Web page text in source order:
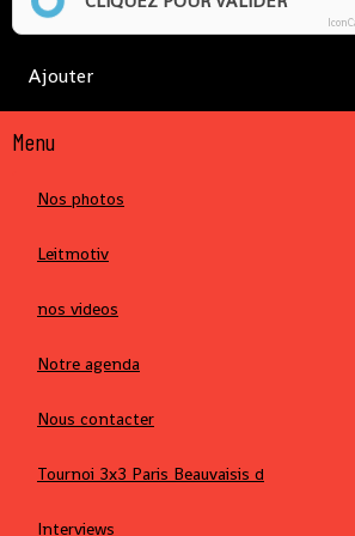
Ajouter
Menu
Nos photos
Leitmotiv
nos videos
Notre agenda
Nous contacter
Tournoi 3x3 Paris Beauvaisis d
Interviews